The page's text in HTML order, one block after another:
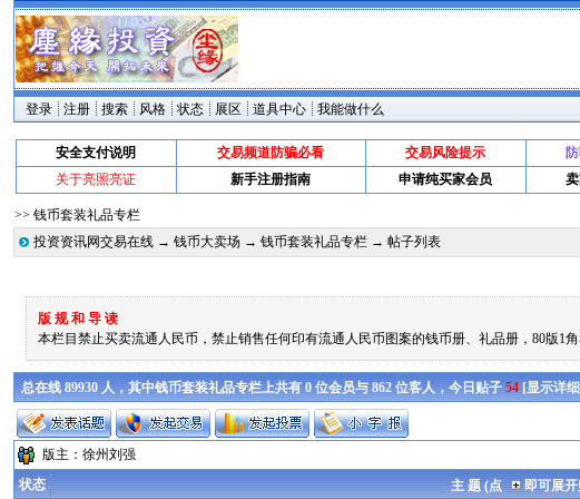
登录 注册 搜索 风格 状态 展区 道具中心 我能做什么
安全支付说明 交易频道防骗必看 交易风险提示
关于亮照亮证
新手注册指南 申请纯买家会员
>> 钱币套装礼品专栏
投资资讯网交易在线 →钱币大卖场 →钱币套装礼品专栏 → 帖子列表
版 规 和 导 读
本栏目禁止买卖流通人民币，禁止销售任何印有流通人民币图案的钱币册、礼品册，80版1
总在线 89930 人，其中钱币套装礼品专栏上共有 0 位会员与 862 位客人，今日贴子54[显示详
版主：徐州刘强
状态 主 题 (点 即可展开